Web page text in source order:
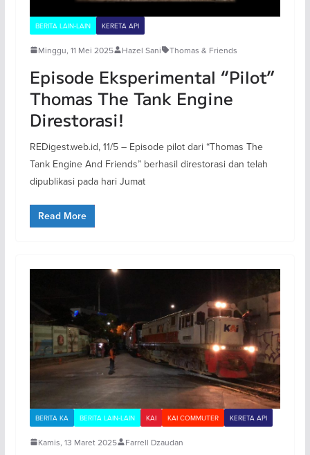
BERITA LAIN-LAIN KERETA API
Minggu, 11 Mei 2025 Hazel Sani Thomas & Friends
Episode Eksperimental “Pilot”
Thomas The Tank Engine
Direstorasi!
REDigest.web.id, 11/5 – Episode pilot dari “Thomas The
Tank Engine And Friends” berhasil direstorasi dan telah
dipublikasi pada hari Jumat
Read More
BERITA KA BERITA LAIN-LAIN KAI KAI COMMUTER KERETA API
Kamis, 13 Maret 2025 Farrell Dzaudan